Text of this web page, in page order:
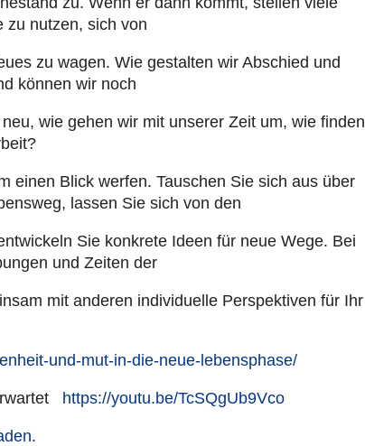
zu nutzen, sich von
zu wagen. Wie gestal­ten wir Abschied und
können wir noch
wie gehen wir mit unserer Zeit um, wie finden
einen Blick werfen. Tauschen Sie sich aus über
lassen Sie sich von den
Sie konkrete Ideen für neue Wege. Bei
und Zeiten der
mit anderen indi­vi­du­elle Per­spek­ti­ven für Ihr
und-mut-in-die-neue-lebensphase/
https://youtu.be/TcSQgUb9Vco